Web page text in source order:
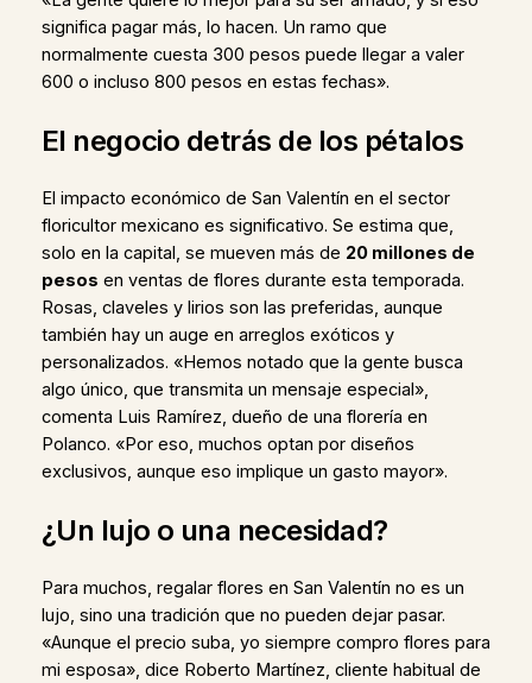
significa pagar más, lo hacen. Un ramo que
normalmente cuesta 300 pesos puede llegar a valer
600 o incluso 800 pesos en estas fechas».
El negocio detrás de los pétalos
El impacto económico de San Valentín en el sector
floricultor mexicano es significativo. Se estima que,
solo en la capital, se mueven más de 20 millones de
pesos en ventas de flores durante esta temporada.
Rosas, claveles y lirios son las preferidas, aunque
también hay un auge en arreglos exóticos y
personalizados. «Hemos notado que la gente busca
algo único, que transmita un mensaje especial»,
comenta Luis Ramírez, dueño de una florería en
Polanco. «Por eso, muchos optan por diseños
exclusivos, aunque eso implique un gasto mayor».
¿Un lujo o una necesidad?
Para muchos, regalar flores en San Valentín no es un
lujo, sino una tradición que no pueden dejar pasar.
«Aunque el precio suba, yo siempre compro flores para
mi esposa», dice Roberto Martínez, cliente habitual de